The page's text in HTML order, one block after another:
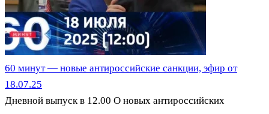
60 минут — новые антироссийские санкции, эфир от
18.07.25
Дневной выпуск в 12.00 О новых антироссийских